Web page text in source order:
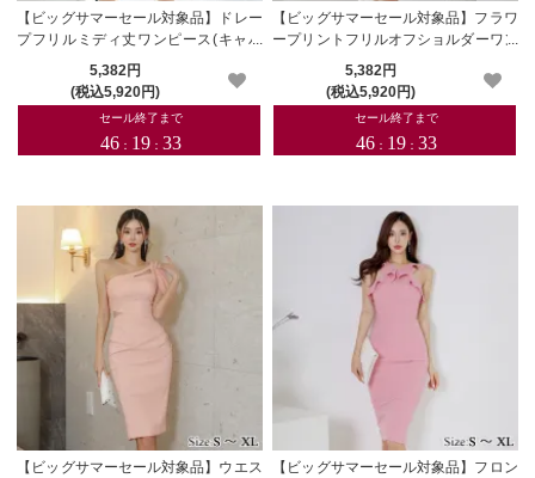
【ビッグサマーセール対象品】ドレー
プフリルミディ丈ワンピース(キャバ
ドレス・CABARETDRESS)
5,382円
(税込5,920円)
【ビッグサマーセール対象品】フラワ
ープリントフリルオフショルダーワン
ピース(キャバドレス・CABARETDR
5,382円
(税込5,920円)
【ビッグサマーセール対象品】ウエス
【ビッグサマーセール対象品】フロン